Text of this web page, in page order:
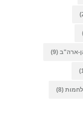
ארה"ב (9)
(8)